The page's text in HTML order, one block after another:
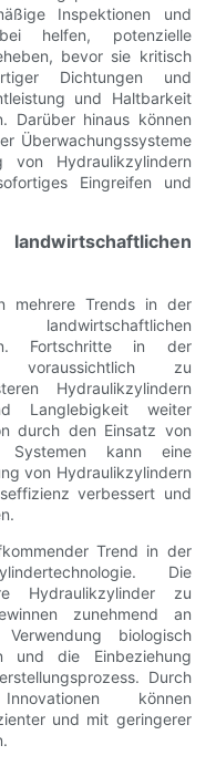
Inspektionen und
helfen, potenzielle
bevor sie kritisch
Dichtungen und
und Haltbarkeit
Darüber hinaus können
Überwachungssysteme
Hydraulikzylindern
Eingreifen und
mehrere Trends in der
landwirtschaftlichen
Fortschritte in der
voraussichtlich zu
Hydraulikzylindern
Langlebigkeit weiter
durch den Einsatz von
Systemen kann eine
von Hydraulikzylindern
verbessert und
Trend in der
Die
Hydraulikzylinder zu
zunehmend an
biologisch
und die Einbeziehung
Durch
können
und mit geringerer